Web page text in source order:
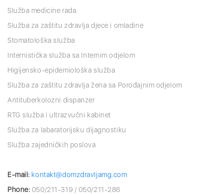
Služba medicine rada
Služba za zaštitu zdravlja djece i omladine
Stomatološka služba
Internistička služba sa Internim odjelom
Higijensko-epidemiološka služba
Služba za zaštitu zdravlja žena sa Porođajnim odjelom
Antituberkolozni dispanzer
RTG služba i ultrazvučni kabinet
Služba za labaratorijsku dijagnostiku
Služba zajedničkih poslova
E-mail: kontakt@domzdravljamg.com
Phone: 050/211-319 / 050/211-286